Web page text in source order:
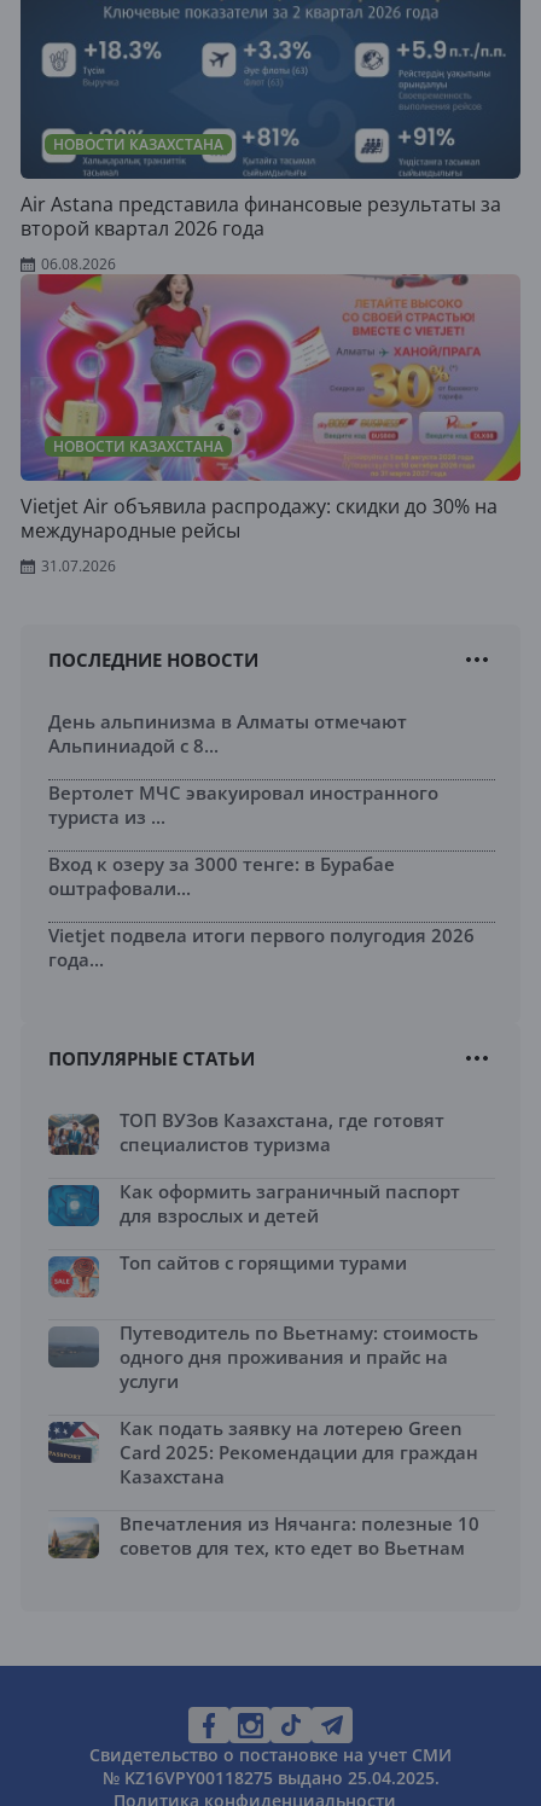
НОВОСТИ КАЗАХСТАНА
Air Astana представила финансовые результаты за
второй квартал 2026 года
06.08.2026
НОВОСТИ КАЗАХСТАНА
Vietjet Air объявила распродажу: скидки до 30% на
международные рейсы
31.07.2026
ПОСЛЕДНИЕ НОВОСТИ
День альпинизма в Алматы отмечают
Альпиниадой с 8...
Вертолет МЧС эвакуировал иностранного
туриста из ...
Вход к озеру за 3000 тенге: в Бурабае
оштрафовали...
Vietjet подвела итоги первого полугодия 2026
года...
ПОПУЛЯРНЫЕ СТАТЬИ
ТОП ВУЗов Казахстана, где готовят
специалистов туризма
Как оформить заграничный паспорт
для взрослых и детей
Топ сайтов с горящими турами
Путеводитель по Вьетнаму: стоимость
одного дня проживания и прайс на
услуги
Как подать заявку на лотерею Green
Card 2025: Рекомендации для граждан
Казахстана
Впечатления из Нячанга: полезные 10
советов для тех, кто едет во Вьетнам
Свидетельство о постановке на учет СМИ
№ KZ16VPY00118275 выдано 25.04.2025.
Политика конфиденциальности